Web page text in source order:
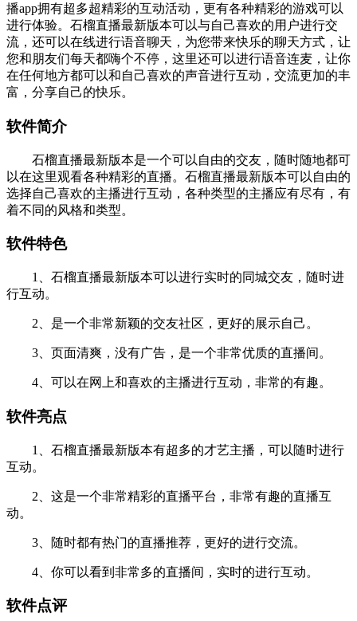
播app拥有超多超精彩的互动活动，更有各种精彩的游戏可以
进行体验。石榴直播最新版本可以与自己喜欢的用户进行交
流，还可以在线进行语音聊天，为您带来快乐的聊天方式，让
您和朋友们每天都嗨个不停，这里还可以进行语音连麦，让你
在任何地方都可以和自己喜欢的声音进行互动，交流更加的丰
富，分享自己的快乐。
软件简介
石榴直播最新版本是一个可以自由的交友，随时随地都可
以在这里观看各种精彩的直播。石榴直播最新版本可以自由的
选择自己喜欢的主播进行互动，各种类型的主播应有尽有，有
着不同的风格和类型。
软件特色
1、石榴直播最新版本可以进行实时的同城交友，随时进
行互动。
2、是一个非常新颖的交友社区，更好的展示自己。
3、页面清爽，没有广告，是一个非常优质的直播间。
4、可以在网上和喜欢的主播进行互动，非常的有趣。
软件亮点
1、石榴直播最新版本有超多的才艺主播，可以随时进行
互动。
2、这是一个非常精彩的直播平台，非常有趣的直播互
动。
3、随时都有热门的直播推荐，更好的进行交流。
4、你可以看到非常多的直播间，实时的进行互动。
软件点评